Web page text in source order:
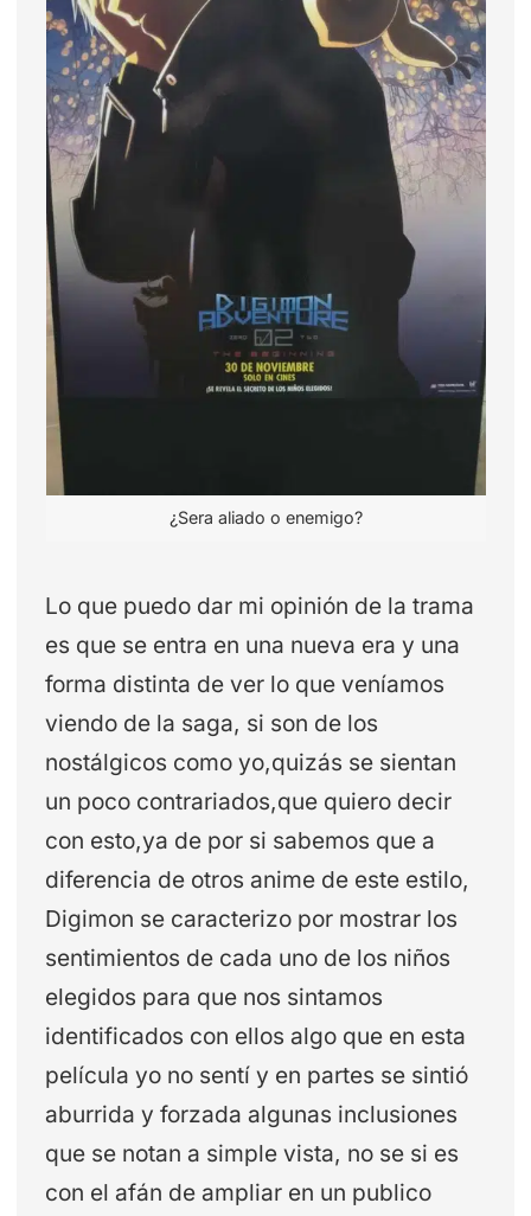
¿Sera aliado o enemigo?
Lo que puedo dar mi opinión de la trama
es que se entra en una nueva era y una
forma distinta de ver lo que veníamos
viendo de la saga, si son de los
nostálgicos como yo,quizás se sientan
un poco contrariados,que quiero decir
con esto,ya de por si sabemos que a
diferencia de otros anime de este estilo,
Digimon se caracterizo por mostrar los
sentimientos de cada uno de los niños
elegidos para que nos sintamos
identificados con ellos algo que en esta
película yo no sentí y en partes se sintió
aburrida y forzada algunas inclusiones
que se notan a simple vista, no se si es
con el afán de ampliar en un publico